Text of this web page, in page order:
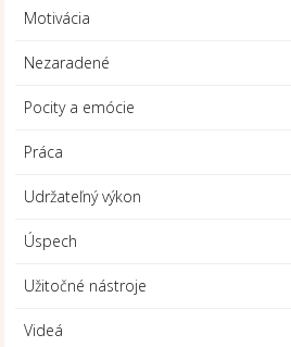
Motivácia
Nezaradené
Pocity a emócie
Práca
Udržateľný výkon
Úspech
Užitočné nástroje
Videá